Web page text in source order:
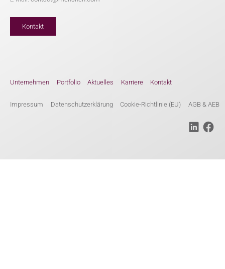
Kontakt
Unternehmen Portfolio Aktuelles Karriere Kontakt
Impressum Datenschutzerklärung Cookie-Richtlinie (EU) AGB & AEB